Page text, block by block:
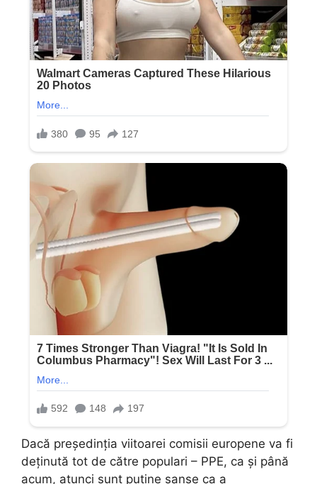
Dacă președinția viitoarei comisii europene va fi
deținută tot de către populari – PPE, ca și până
acum, atunci sunt puține șanse ca a